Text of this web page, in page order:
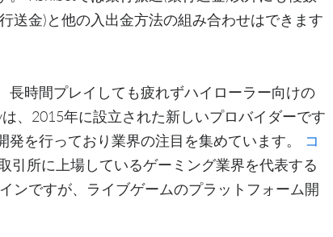
送金)と他の入出金方法の組み合わせはできます
時間プレイしても疲れずハイローラー向けの
、2015年に設立された新しいプロバイダーです
を行っており業界の注目を集めています。 コ
引所に上場しているゲーミング業界を代表する
ンですが、ライブゲームのプラットフォーム開